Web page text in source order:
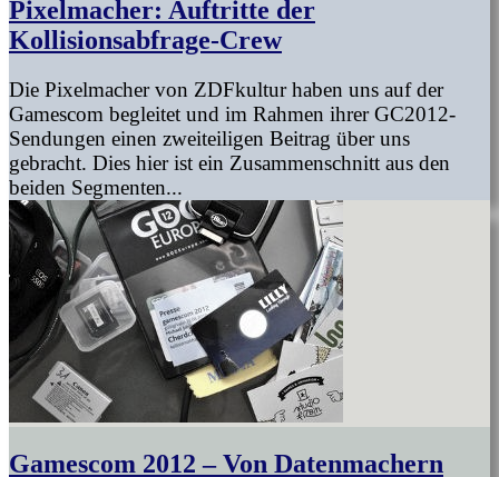
Pixelmacher: Auftritte der
Kollisionsabfrage-Crew
Die Pixelmacher von ZDFkultur haben uns auf der
Gamescom begleitet und im Rahmen ihrer GC2012-
Sendungen einen zweiteiligen Beitrag über uns
gebracht. Dies hier ist ein Zusammenschnitt aus den
beiden Segmenten...
Gamescom 2012 – Von Datenmachern